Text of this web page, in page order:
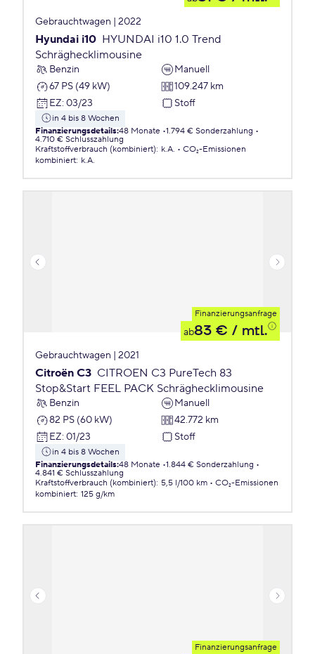
Gebrauchtwagen | 2022
Hyundai i10 HYUNDAI i10 1.0 Trend
Schräghecklimousine
Benzin
Manuell
67 PS (49 kW)
109.247 km
EZ: 03/23 Stoff
in 4 bis 8 Wochen
Finanzierungsdetails:48 Monate 1.794 € Sonderzahlung
4.710 € Schlusszahlung
Kraftstoffverbrauch (kombiniert): k.A.
CO₂-Emissionen
kombiniert: k.A.
Finanzierungsanfrage
ab83 € / mtl.
Gebrauchtwagen | 2021
Citroën C3 CITROEN C3 PureTech 83
Stop&Start FEEL PACK Schräghecklimousine
Benzin
Manuell
82 PS (60 kW)
42.772 km
EZ: 01/23 Stoff
in 4 bis 8 Wochen
Finanzierungsdetails:48 Monate 1.844 € Sonderzahlung
4.841 € Schlusszahlung
Kraftstoffverbrauch (kombiniert): 5,5 l/100 km
CO₂-Emissionen
kombiniert: 125 g/km
Finanzierungsanfrage